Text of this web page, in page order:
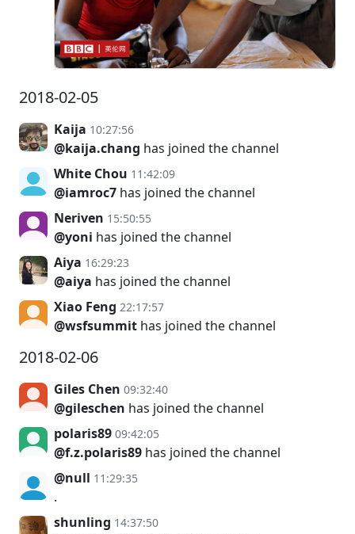
2018-02-05
Kaija 10:27:56
@kaija.chang has joined the channel
White Chou 11:42:09
@iamroc7 has joined the channel
Neriven 15:50:55
@yoni has joined the channel
Aiya 16:29:23
@aiya has joined the channel
Xiao Feng 22:17:57
@wsfsummit has joined the channel
2018-02-06
Giles Chen 09:32:40
@gileschen has joined the channel
polaris89 09:42:05
@f.z.polaris89 has joined the channel
@null 11:29:35
.
shunling 14:37:50